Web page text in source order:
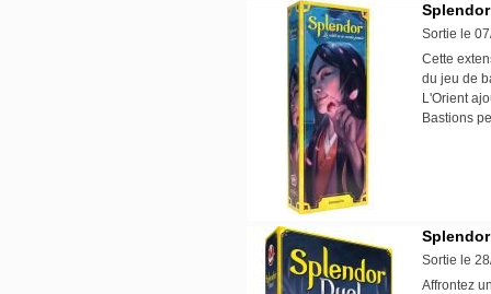
Sortie le
Cette
du jeu de
L'Orient
Bastions
Sortie le
Affrontez